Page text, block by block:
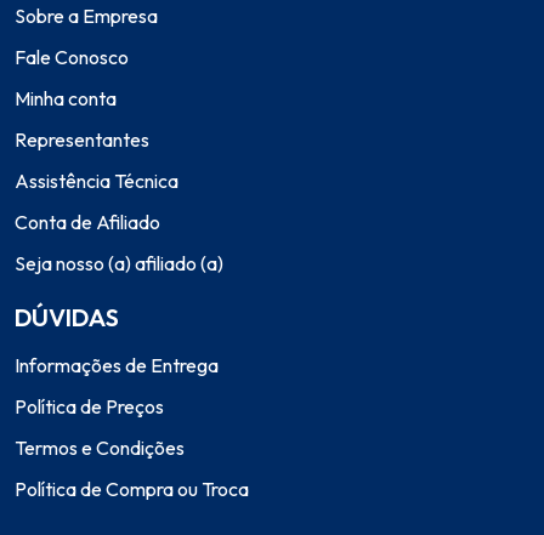
Sobre a Empresa
Fale Conosco
Minha conta
Representantes
Assistência Técnica
Conta de Afiliado
Seja nosso (a) afiliado (a)
DÚVIDAS
Informações de Entrega
Política de Preços
Termos e Condições
Política de Compra ou Troca